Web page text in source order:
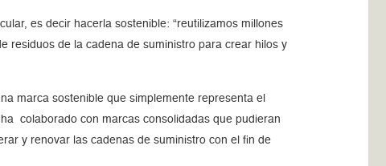
es decir hacerla sostenible: “reutilizamos millones
residuos de la cadena de suministro para crear hilos y
marca sostenible que simplemente representa el
colaborado con marcas consolidadas que pudieran
y renovar las cadenas de suministro con el fin de